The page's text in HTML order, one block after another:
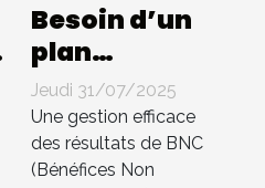
Besoin d’un
plan
comptable
pour BNC ?
Compta 4
You
Jeudi 31/07/2025
Une gestion efficace
des résultats de BNC
(Bénéfices Non